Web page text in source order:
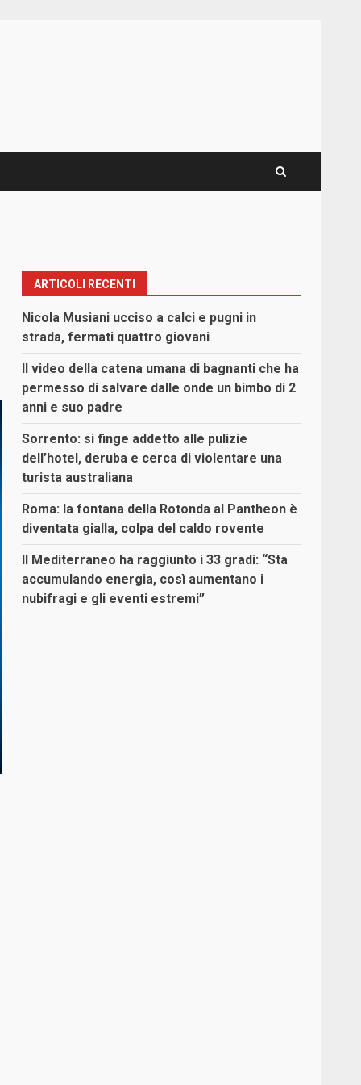
ARTICOLI RECENTI
Nicola Musiani ucciso a calci e pugni in
strada, fermati quattro giovani
Il video della catena umana di bagnanti che ha
permesso di salvare dalle onde un bimbo di 2
anni e suo padre
Sorrento: si finge addetto alle pulizie
dell’hotel, deruba e cerca di violentare una
turista australiana
Roma: la fontana della Rotonda al Pantheon è
diventata gialla, colpa del caldo rovente
Il Mediterraneo ha raggiunto i 33 gradi: “Sta
accumulando energia, così aumentano i
nubifragi e gli eventi estremi”